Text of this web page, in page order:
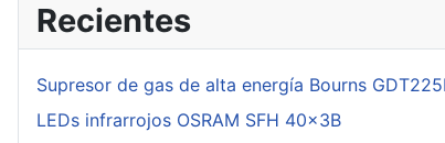
Recientes
Supresor de gas de alta energía Bourns
LEDs infrarrojos OSRAM SFH 40x3B